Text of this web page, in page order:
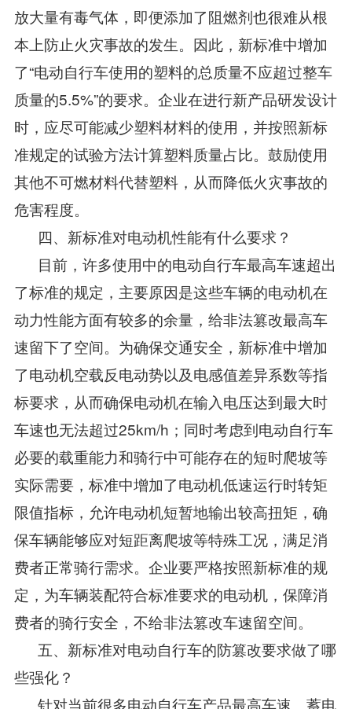
放大量有毒气体，即便添加了阻燃剂也很难从根
本上防止火灾事故的发生。因此，新标准中增加
了“电动自行车使用的塑料的总质量不应超过整车
质量的5.5%”的要求。企业在进行新产品研发设计
时，应尽可能减少塑料材料的使用，并按照新标
准规定的试验方法计算塑料质量占比。鼓励使用
其他不可燃材料代替塑料，从而降低火灾事故的
危害程度。
四、新标准对电动机性能有什么要求？
目前，许多使用中的电动自行车最高车速超出
了标准的规定，主要原因是这些车辆的电动机在
动力性能方面有较多的余量，给非法篡改最高车
速留下了空间。为确保交通安全，新标准中增加
了电动机空载反电动势以及电感值差异系数等指
标要求，从而确保电动机在输入电压达到最大时
车速也无法超过25km/h；同时考虑到电动自行车
必要的载重能力和骑行中可能存在的短时爬坡等
实际需要，标准中增加了电动机低速运行时转矩
限值指标，允许电动机短暂地输出较高扭矩，确
保车辆能够应对短距离爬坡等特殊工况，满足消
费者正常骑行需求。企业要严格按照新标准的规
定，为车辆装配符合标准要求的电动机，保障消
费者的骑行安全，不给非法篡改车速留空间。
五、新标准对电动自行车的防篡改要求做了哪
些强化？
针对当前很多电动自行车产品最高车速、蓄电